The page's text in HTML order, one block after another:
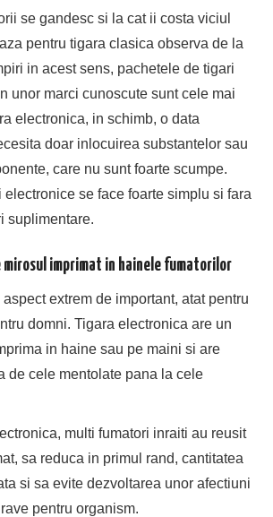
se gandesc si la cat ii costa viciul
pentru tigara clasica observa de la
in acest sens, pachetele de tigari
unor marci cunoscute sunt cele mai
electronica, in schimb, o data
doar inlocuirea substantelor sau
care nu sunt foarte scumpe.
electronice se face foarte simplu si fara
suplimentare.
mirosul imprimat in hainele fumatorilor
extrem de important, atat pentru
domni. Tigara electronica are un
in haine sau pe maini si are
de cele mentolate pana la cele
multi fumatori inraiti au reusit
sa reduca in primul rand, cantitatea
si sa evite dezvoltarea unor afectiuni
pentru organism.